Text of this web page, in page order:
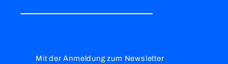
Mit der Anmeldung zum Newsletter